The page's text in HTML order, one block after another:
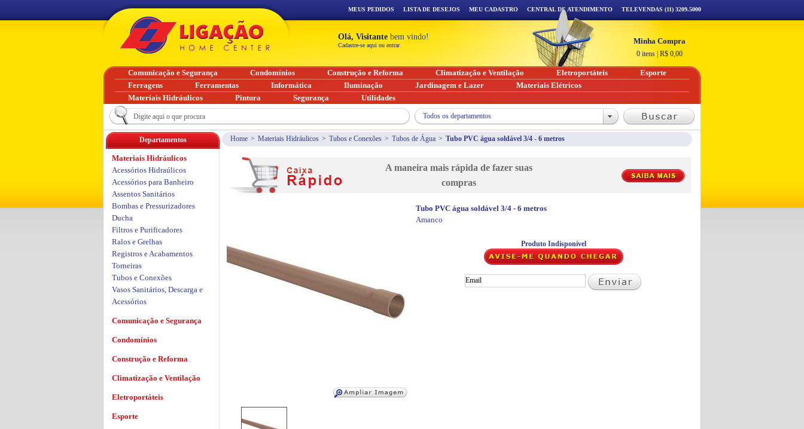
Home > Materiais Hidráulicos > Tubos e Conexões > Tubos de Água > Tubo PVC água soldável 3/4 - 6 metros
A maneira mais rápida de fazer suas
compras
Tubo PVC água soldável 3/4 - 6 metros
Amanco
Produto Indisponível
Departamentos
Materiais Hidráulicos
Acessórios Hidraúlicos
Acessórios para Banheiro
Assentos Sanitários
Bombas e Pressurizadores
Ducha
Filtros e Purificadores
Ralos e Grelhas
Registros e Acabamentos
Torneiras
Tubos e Conexões
Vasos Sanitários, Descarga e
Acessórios
Comunicação e Segurança
Condomínios
Construção e Reforma
Climatização e Ventilação
Eletroportáteis
Esporte
MEUS PEDIDOS LISTA DE DESEJOS MEU CADASTRO CENTRAL DE ATENDIMENTO TELEVENDAS (11) 3209.5000
Olá, Visitante bem vindo!
Cadastre-se aqui ou entrar Minha Compra
0 itens R$ 0,00
Comunicação e Segurança Condomínios Construção e Reforma Climatização e Ventilação Eletroportáteis
Esporte
Ferragens
Ferramentas Informática Iluminação Jardinagem e Lazer
Materiais Elétricos
Materiais Hidráulicos
Pintura Segurança Utilidades
Todos os departamentos